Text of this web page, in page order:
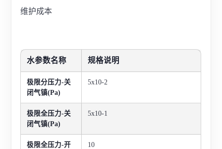
维护成本
水参数名称 规格说明
极限分压力-关
闭气镇(Pa)
5x10-2
极限全压力-关
闭气镇(Pa)
5x10-1
极限全压力-开
10